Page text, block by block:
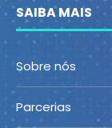
SAIBA MAIS
Sobre nós
Parcerias